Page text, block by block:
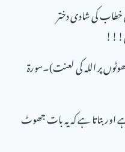
خطاب کی شادی دختر
پر اللہ کی لعنت)۔سورۃ
بتاتا ہے کہ یہ بات جھوٹ